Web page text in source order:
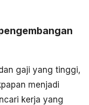
gaji yang tinggi,
menjadi
kerja yang